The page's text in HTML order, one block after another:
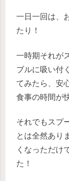
一日一回は、
たり！
一時期それが
ブルに吸い付
てみたら、安
食事の時間が
それでもスプ
とは全然あり
くなっただけ
た！